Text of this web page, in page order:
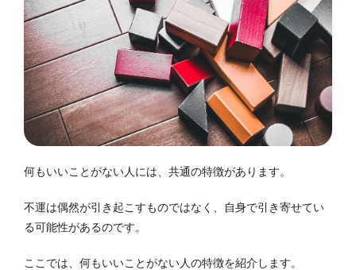
何もいいことがない人には、共通の特徴があります。
不運は偶然が引き起こすものではなく、自身で引き寄せてい
る可能性があるのです。
ここでは、何もいいことがない人の特徴を紹介します。